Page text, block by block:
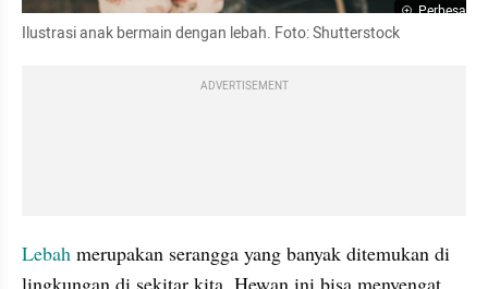
Perbesar
Ilustrasi anak bermain dengan lebah. Foto: Shutterstock
ADVERTISEMENT
Lebah merupakan serangga yang banyak ditemukan di